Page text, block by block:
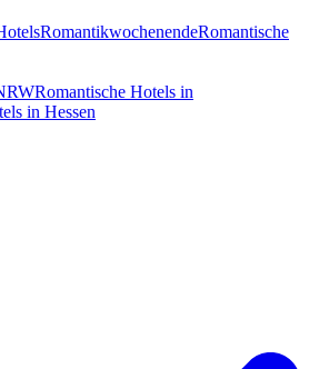
RomantikwochenendeRomantische
Romantische Hotels in
in Hessen